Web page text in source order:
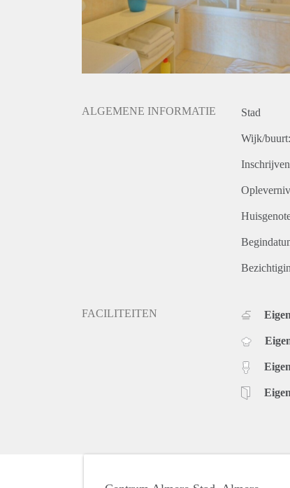
ALGEMENE INFORMATIE Stad
Wijk/buurt:
FACILITEITEN